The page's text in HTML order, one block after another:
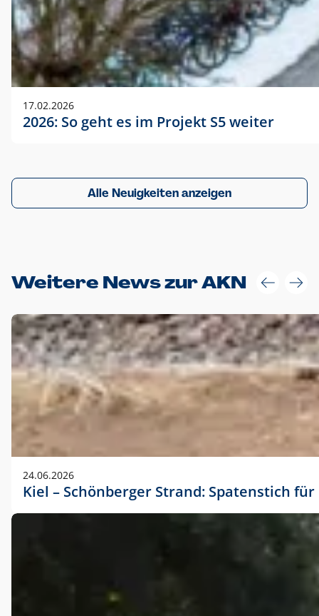
17.02.2026
2026: So geht es im Projekt S5 weiter
Alle Neuigkeiten anzeigen
Weitere News zur AKN
24.06.2026
Kiel – Schönberger Strand: Spatenstich